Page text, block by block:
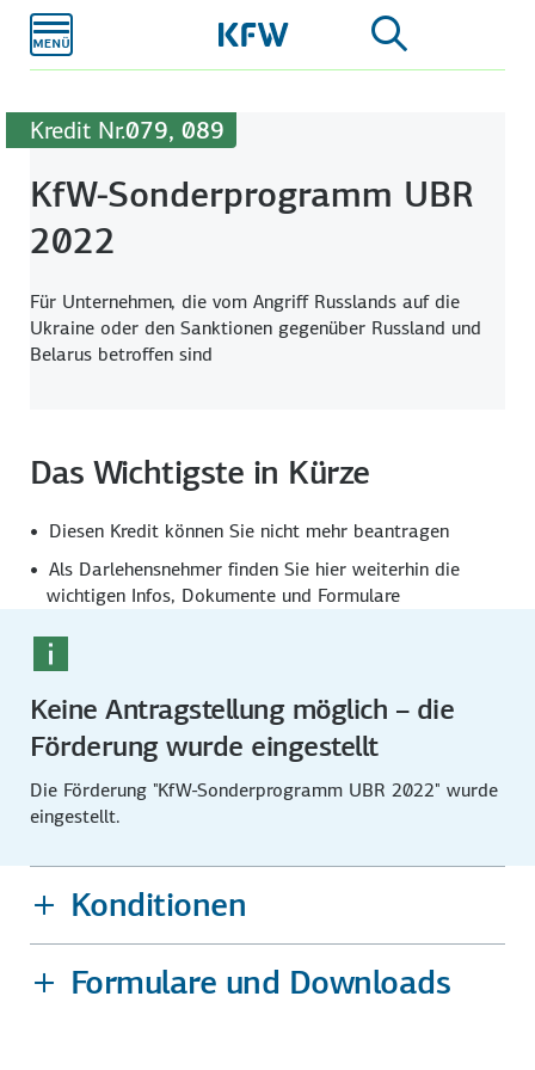
Hauptinhalt
Kredit Nr.079, 089
KfW-Sonderprogramm UBR
2022
Für Unternehmen, die vom Angriff Russlands auf die
Ukraine oder den Sanktionen gegenüber Russland und
Belarus betroffen sind
Das Wichtigste in Kürze
Diesen Kredit können Sie nicht mehr beantragen
Als Darlehensnehmer finden Sie hier weiterhin die
wichtigen Infos, Dokumente und Formulare
Keine Antragstellung möglich – die
Förderung wurde eingestellt
Die Förderung "KfW-Sonderprogramm UBR 2022" wurde
eingestellt.
Konditionen
Formulare und Downloads